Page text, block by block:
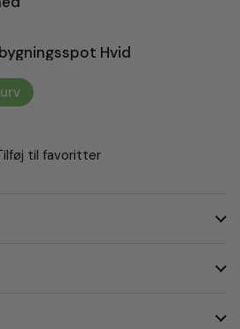
Hvid
til favoritter